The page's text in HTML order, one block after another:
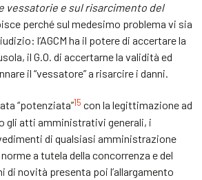
vessatorie e sul risarcimento del
perché sul medesimo problema vi sia
l’AGCM ha il potere di accertare la
il G.O. di accertarne la validità ed
il “vessatore” a risarcire i danni.
“potenziata”15 con la legittimazione ad
gli atti amministrativi generali, i
di qualsiasi amministrazione
a tutela della concorrenza e del
di novità presenta poi l’allargamento